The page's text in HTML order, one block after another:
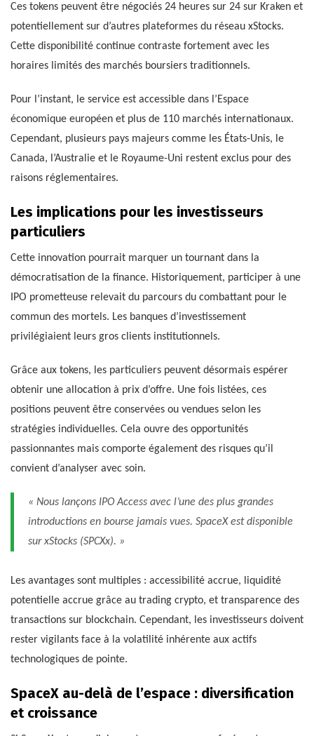
Ces tokens peuvent être négociés 24 heures sur 24 sur Kraken et
potentiellement sur d’autres plateformes du réseau xStocks.
Cette disponibilité continue contraste fortement avec les
horaires limités des marchés boursiers traditionnels.
Pour l’instant, le service est accessible dans l’Espace
économique européen et plus de 110 marchés internationaux.
Cependant, plusieurs pays majeurs comme les États-Unis, le
Canada, l’Australie et le Royaume-Uni restent exclus pour des
raisons réglementaires.
Les implications pour les investisseurs
particuliers
Cette innovation pourrait marquer un tournant dans la
démocratisation de la finance. Historiquement, participer à une
IPO prometteuse relevait du parcours du combattant pour le
commun des mortels. Les banques d’investissement
privilégiaient leurs gros clients institutionnels.
Grâce aux tokens, les particuliers peuvent désormais espérer
obtenir une allocation à prix d’offre. Une fois listées, ces
positions peuvent être conservées ou vendues selon les
stratégies individuelles. Cela ouvre des opportunités
passionnantes mais comporte également des risques qu’il
convient d’analyser avec soin.
« Nous lançons IPO Access avec l’une des plus grandes
introductions en bourse jamais vues. SpaceX est disponible
sur xStocks (SPCXx). »
Les avantages sont multiples : accessibilité accrue, liquidité
potentielle accrue grâce au trading crypto, et transparence des
transactions sur blockchain. Cependant, les investisseurs doivent
rester vigilants face à la volatilité inhérente aux actifs
technologiques de pointe.
SpaceX au-delà de l’espace : diversification
et croissance